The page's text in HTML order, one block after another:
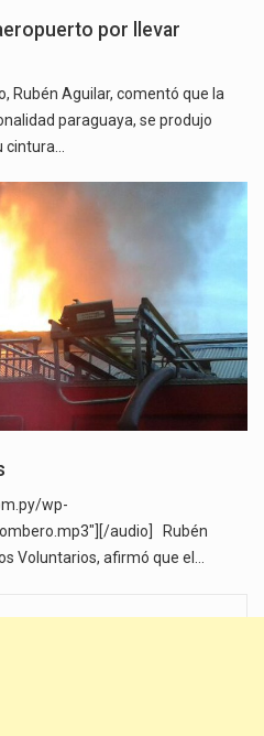
por llevar
Rubén Aguilar, comentó que la
paraguaya, se produjo
wp-
audio] Rubén
Voluntarios, afirmó que el…